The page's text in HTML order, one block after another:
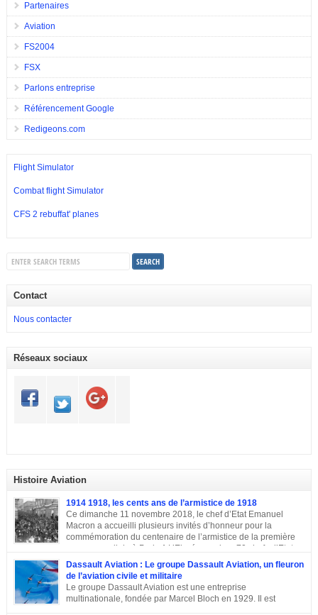
Partenaires
Aviation
FS2004
FSX
Parlons entreprise
Référencement Google
Redigeons.com
Flight Simulator
Combat flight Simulator
CFS 2 rebuffat' planes
Contact
Nous contacter
Réseaux sociaux
Histoire Aviation
1914 1918, les cents ans de l’armistice de 1918
Ce dimanche 11 novembre 2018, le chef d’Etat Emanuel
Macron a accueilli plusieurs invités d’honneur pour la
commémoration du centenaire de l’armistice de la première
guerre mondiale à Paris.A L’Elysée, environ 70 chefs d’Etats
et dirigeants ont célébré la cérémonie des cents ans de l’armistice de 1918.
Après une semaine mémorielle les célébrations se sont poursuivies par
une commémoraison à l’Arc de triomphe et un discours du président
Emmanuel Macron.
Dassault Aviation : Le groupe Dassault Aviation, un fleuron
de l’aviation civile et militaire
Le groupe Dassault Aviation est une entreprise
multinationale, fondée par Marcel Bloch en 1929. Il est